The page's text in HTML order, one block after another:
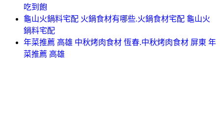
吃到飽
龜山火鍋料宅配 火鍋食材有哪些.火鍋食材宅配 龜山火
鍋料宅配
年菜推薦 高雄 中秋烤肉食材 恆春.中秋烤肉食材 屏東 年
菜推薦 高雄